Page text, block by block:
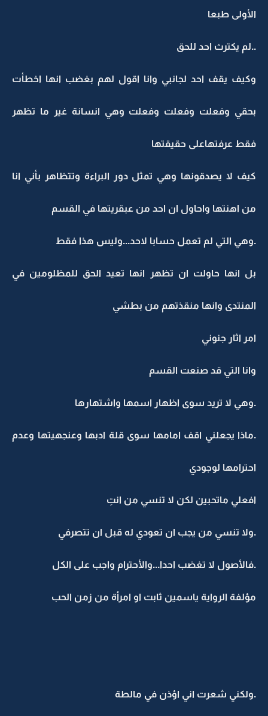
الأولى طبعا
..لم يكترث احد للحق
وكيف يقف احد لجانبي وانا اقول لهم بغضب انها اخطأت
بحقي وفعلت وفعلت وفعلت وهي انسانة غير ما تظهر
فقط عرفتهاعلى حقيقتها
كيف لا يصدقونها وهي تمثل دور البراءة وتتظاهر بأني انا
من اهنتها واحاول ان احد من عبقريتها في القسم
.وهي التي لم تعمل حسابا لاحد...وليس هذا فقط
بل انها حاولت ان تظهر انها تعيد الحق للمظلومين في
المنتدى وانها منقذتهم من بطشي
امر اثار جنوني
وانا التي قد صنعت القسم
.وهي لا تريد سوى اظهار اسمها واشتهارها
.ماذا يجعلني اقف امامها سوى قلة ادبها وعنجهيتها وعدم
احترامها لوجودي
افعلي ماتحبين لكن لا تنسي من انتِ
.ولا تنسي من يجب ان تعودي له قبل ان تتصرفي
.فالأصول لا تغضب احدا...والأحترام واجب على الكل
مؤلفة الرواية ياسمين ثابت او امرأة من زمن الحب
.ولكني شعرت اني اؤذن في مالطة